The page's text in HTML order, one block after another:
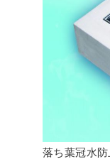
落ち葉冠水